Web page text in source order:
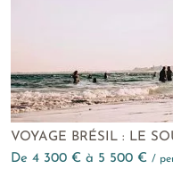
brésilien. Côté
des chefs de renom
vos papilles, tandis que
les joyaux culturels de
meilleure des manières
VOYAGE BRÉSIL : LE
de 4 300 € à 5 500 € /